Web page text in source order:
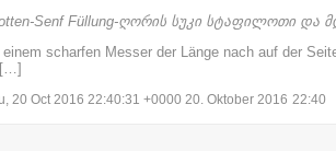
Senf Füllung-ღორის სუკი სტაფილოთი და
scharfen Messer der Länge nach auf der
[…]
20 Oct 2016 22:40:31 +0000 20. Oktober 2016 22:40